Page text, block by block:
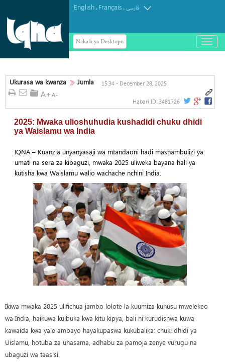
English. Français.فارسی
Nakala ya Desktopu
باز
و
Uturuki na Pakistan
Ukurasa wa kwanza Jumla 15:34 - December 28, 2025
Habari ID: 3481726
2025: Mwaka ulioshuhudia kushadidi chuku dhidi
ya Waislamu wa India
IQNA – Kuanzia unyanyasaji wa mtandaoni hadi mashambulizi ya
umati na sera za kibaguzi, mwaka 2025 uliweka bayana hali ya
kutisha kwa Waislamu walio wachache nchini India.
Ikiwa mwaka 2025 ulifichua jambo lolote la kuumiza kuhusu mwelekeo
wa India, haikuwa kuibuka kwa kitu kipya, bali ni kurudishwa kuwa
kawaida kwa yale ambayo hayakupaswa kukubalika: chuki dhidi ya
Uislamu, hotuba za uhasama, adhabu za pamoja zenye vurugu na
ubaguzi wa taasisi.